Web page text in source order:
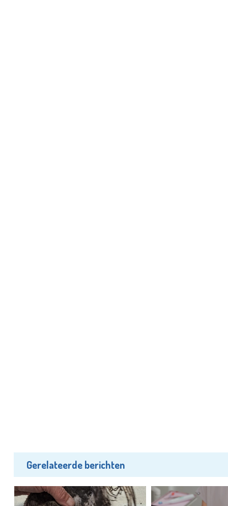
Gerelateerde berichten